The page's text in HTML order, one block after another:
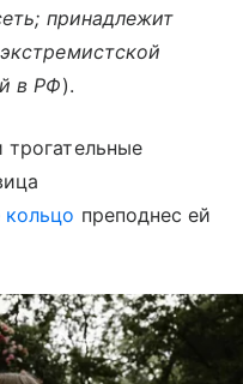
принадлежит
в РФ).
трогательные
кольцо преподнес ей